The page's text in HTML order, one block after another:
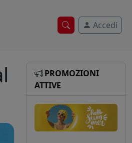
Ricerca veloce
Accedi
PROMOZIONI
ATTIVE